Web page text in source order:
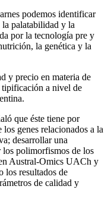
podemos identificar
la palatabilidad y la
por la tecnología pre y
la genética y la
y precio en materia de
tipificación a nivel de
que éste tiene por
genes relacionados a la
desarrollar una
polimorfismos de los
Austral-Omics UACh y
los resultados de
de calidad y